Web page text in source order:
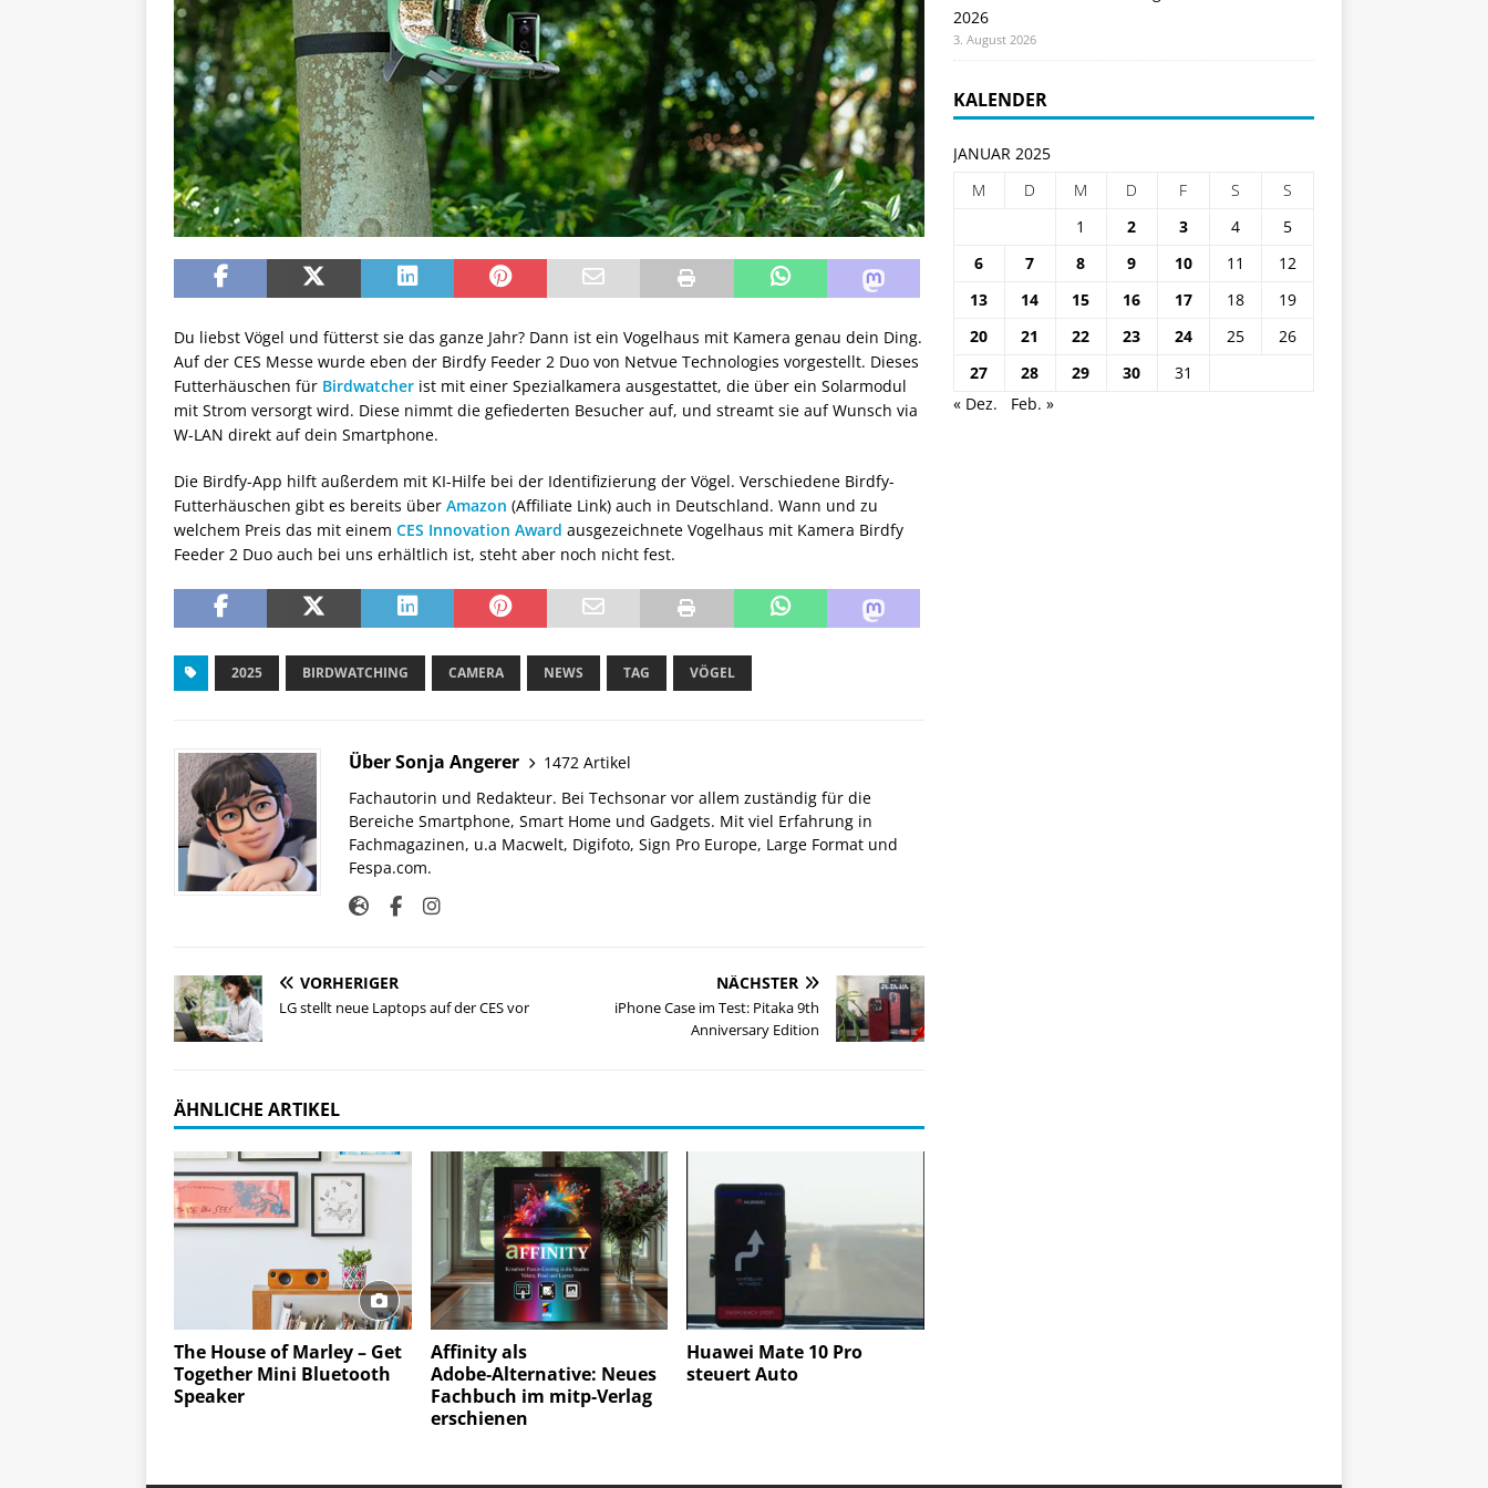
Du liebst Vögel und fütterst sie das ganze Jahr? Dann ist ein Vogelhaus mit Kamera genau dein Ding.
Auf der CES Messe wurde eben der Birdfy Feeder 2 Duo von Netvue Technologies vorgestellt. Dieses
Futterhäuschen für Birdwatcher ist mit einer Spezialkamera ausgestattet, die über ein Solarmodul
mit Strom versorgt wird. Diese nimmt die gefiederten Besucher auf, und streamt sie auf Wunsch via
W-LAN direkt auf dein Smartphone.
Die Birdfy-App hilft außerdem mit KI-Hilfe bei der Identifizierung der Vögel. Verschiedene Birdfy-
Futterhäuschen gibt es bereits über Amazon (Affiliate Link) auch in Deutschland. Wann und zu
welchem Preis das mit einem CES Innovation Award ausgezeichnete Vogelhaus mit Kamera Birdfy
Feeder 2 Duo auch bei uns erhältlich ist, steht aber noch nicht fest.
2025 BIRDWATCHING CAMERA NEWS TAG VÖGEL
Über Sonja Angerer
1472 Artikel
Fachautorin und Redakteur. Bei Techsonar vor allem zuständig für die
Bereiche Smartphone, Smart Home und Gadgets. Mit viel Erfahrung in
Fachmagazinen, u.a Macwelt, Digifoto, Sign Pro Europe, Large Format und
Fespa.com.
VORHERIGER
LG stellt neue Laptops auf der CES vor
NÄCHSTER
iPhone Case im Test: Pitaka 9th
Anniversary Edition
ÄHNLICHE ARTIKEL
The House of Marley – Get
Together Mini Bluetooth
Speaker
Affinity als
Adobe‑Alternative: Neues
Fachbuch im mitp‑Verlag
erschienen
Huawei Mate 10 Pro
steuert Auto
2026
3. August 2026
KALENDER
JANUAR 2025
M
D M D F S
S
1
2 3 4
5
6
7 8 9 10 11
12
13
14 15 16 17 18
19
20
21 22 23 24 25
26
27
28 29 30
31
« Dez.
Feb. »